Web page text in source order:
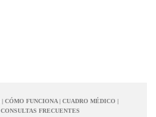
| CÓMO FUNCIONA | CUADRO MÉDICO |
CONSULTAS FRECUENTES